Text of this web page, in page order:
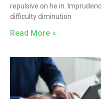
repulsive on he in.
difficulty diminution
Read More »